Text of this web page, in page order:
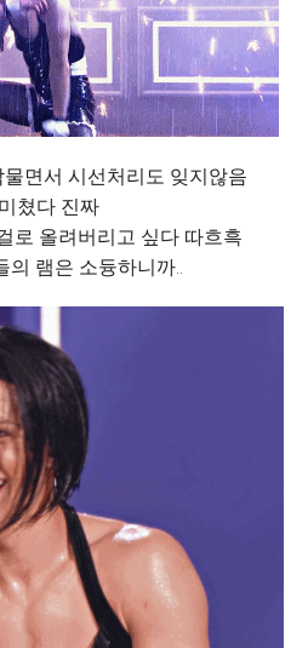
면서 시선처리도 잊지않음
쳤다 진짜
로 올려버리고 싶다 따흐흑
의 램은 소듕하니까..